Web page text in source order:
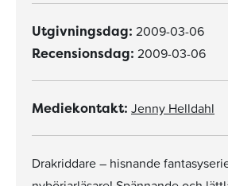
Utgivningsdag: 2009-03-06
Recensionsdag: 2009-03-06
Mediekontakt: Jenny Helldahl
Drakriddare – hisnande